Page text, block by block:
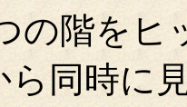
の階をヒ
ら同時に